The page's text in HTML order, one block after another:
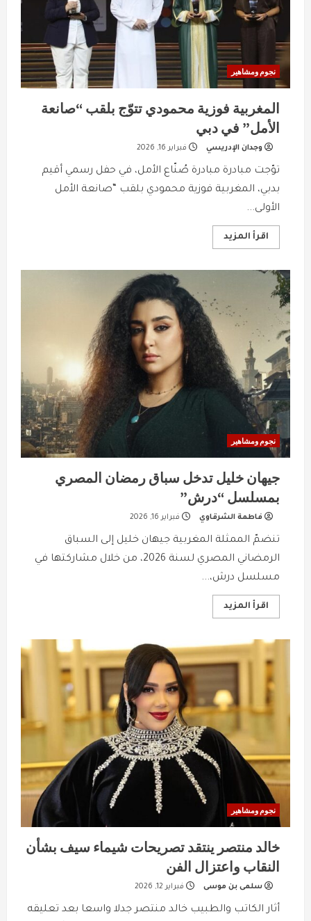
نجوم ومشاهير
المغربية فوزية محمودي تتوّج بلقب “صانعة
الأمل” في دبي
وجدان الإدريسي فبراير 16, 2026
توّجت مبادرة مبادرة صُنّاع الأمل، في حفل رسمي أقيم
بدبي، المغربية فوزية محمودي بلقب “صانعة الأمل
الأولى...
اقرأ المزيدRead
more
محمودي
تتوّج
بلقب
“صانعة
الأمل”
في
دبي
نجوم ومشاهير
جيهان خليل تدخل سباق رمضان المصري
بمسلسل “درش”
فاطمة الشرقاوي فبراير 16, 2026
تنضمّ الممثلة المغربية جيهان خليل إلى السباق
الرمضاني المصري لسنة 2026، من خلال مشاركتها في
مسلسل درش،...
اقرأ المزيدRead
more
خليل
تدخل
سباق
رمضان
بمسلسل
“درش”
نجوم ومشاهير
خالد منتصر ينتقد تصريحات شيماء سيف بشأن
النقاب واعتزال الفن
سلمى بن موسى فبراير 12, 2026
أثار الكاتب والطبيب خالد منتصر جدلا واسعا بعد تعليقه